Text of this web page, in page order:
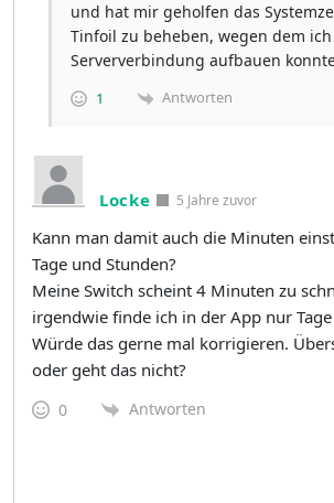
und hat mir geholfen das
Tinfoil zu beheben, wegen dem
Serververbindung aufbauen
1 Antworten
Locke 5 Jahre zuvor
Kann man damit auch die Minuten
Tage und Stunden?
Meine Switch scheint 4 Minuten zu
irgendwie finde ich in der App nur
Würde das gerne mal korrigieren.
oder geht das nicht?
0 Antworten